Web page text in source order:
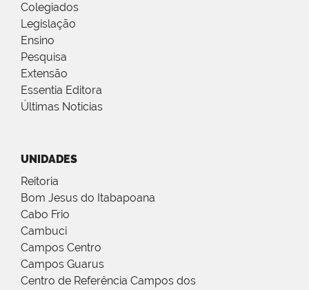
Colegiados
Legislação
Ensino
Pesquisa
Extensão
Essentia Editora
Últimas Notícias
UNIDADES
Reitoria
Bom Jesus do Itabapoana
Cabo Frio
Cambuci
Campos Centro
Campos Guarus
Centro de Referência Campos dos